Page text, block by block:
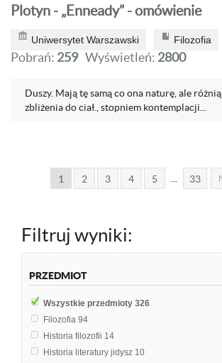
Plotyn - „Enneady” - omówienie
Uniwersytet Warszawski Filozofia
Pobrań: 259 Wyświetleń: 2800
Duszy. Mają tę samą co ona naturę, ale
zbliżenia do ciał., stopniem kontemplacji...
1 2 3 4 5 33
Filtruj wyniki:
PRZEDMIOT
Wszystkie przedmioty 326
Filozofia 94
Historia filozofii 14
Historia literatury jidysz 10